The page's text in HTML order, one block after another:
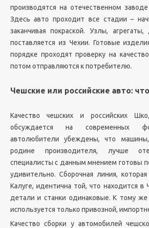
производятся на отечественном
Здесь авто проходит все стадии –
заканчивая покраской. Узлы,
поставляется из Чехии. Готовые
порядке проходят проверку на
потом отправляются к потребителю.
Чешские или российские авто:
Качество чешских и российских
обсуждается на современных
автолюбители убеждены, что
родине производителя, лучше
специалисты с данным мнением готовы
удивительно. Сборочная линия,
Калуге, идентична той, что находится в
детали и станки одинаковые. К тому
используется только привозной,
Качество сборки у автомобилей